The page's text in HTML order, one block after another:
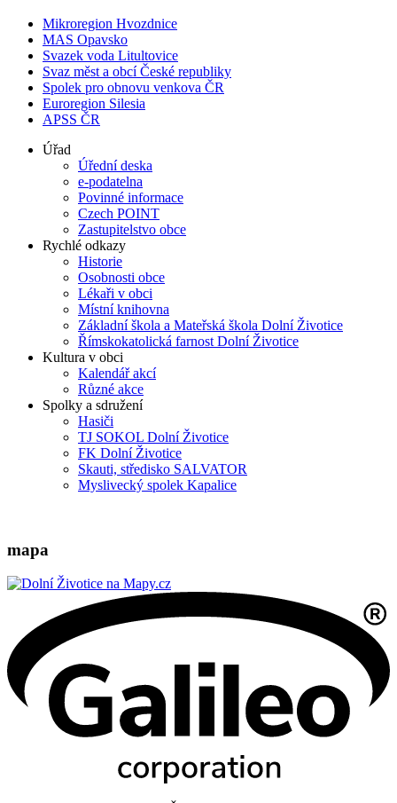
Mikroregion Hvozdnice
MAS Opavsko
Svazek voda Litultovice
Svaz měst a obcí České republiky
Spolek pro obnovu venkova ČR
Euroregion Silesia
APSS ČR
Úřad
Úřední deska
e-podatelna
Povinné informace
Czech POINT
Zastupitelstvo obce
Rychlé odkazy
Historie
Osobnosti obce
Lékaři v obci
Místní knihovna
Základní škola a Mateřská škola Dolní Životice
Římskokatolická farnost Dolní Životice
Kultura v obci
Kalendář akcí
Různé akce
Spolky a sdružení
Hasiči
TJ SOKOL Dolní Životice
FK Dolní Životice
Skauti, středisko SALVATOR
Myslivecký spolek Kapalice
mapa